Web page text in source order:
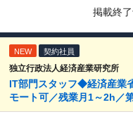
掲載終了
NEW 契約社員
独立行政法人経済産業研究所
IT部門スタッフ◆経済産業
モート可／残業月1～2h／